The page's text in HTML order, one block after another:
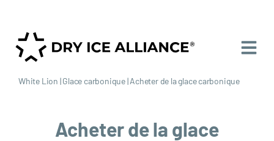
White Lion |Glace carbonique|Acheter de la glace carbonique
Acheter de la glace